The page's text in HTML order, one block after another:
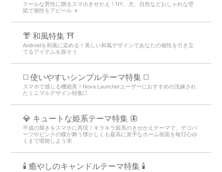
クールな男性に贈るスマホきせかえ！NY、犬、自然などおしゃれな壁
紙で個性をアピール 👦
👘 和風特集 ⛩
Androidを和風に染める！美しい和風デザインであなたの個性を引き立
てるアイテムを探そう
◻️ 使いやすいシンプルテーマ特集 ◻️
スマホで感じる機能美！Nova Launcherユーザーにおすすめの洗練され
たミニマルデザイン特集◻️
💎 キュートな姫系テーマ特集 🦋
平成の輝きをスマホに再現！キラキラ姫系のきせかえテーマで、デコパ
ーツやピンクの蝶が舞う懐かしくも最高に派手なホーム画面を毎日心ゆ
くまで堪能しよう🦋
🕯️ 癒やしのキャンドルテーマ特集 🕯️